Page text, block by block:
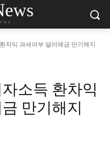
차익 과세여부 달러예금 만기해지
소득 환차익
만기해지